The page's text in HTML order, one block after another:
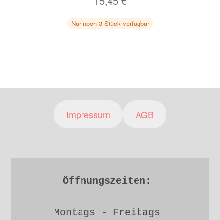
Nur noch 3 Stück verfügbar
Impressum AGB
Öffnungszeiten:
Montags - Freitags